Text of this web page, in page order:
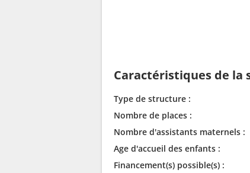
Caractéristiques de la
Type de structure :
Nombre de places :
Nombre d'assistants maternels :
Age d'accueil des enfants :
Financement(s) possible(s) :